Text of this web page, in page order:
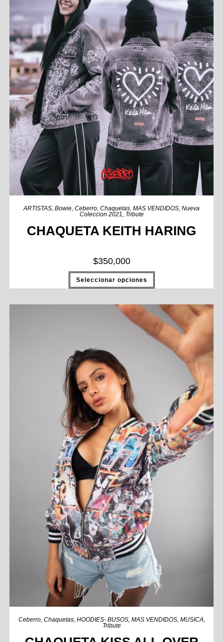
ARTISTAS Bowie Ceberro Chaquetas MAS VENDIDOS Nueva
Coleccion 2021
Tribute
CHAQUETA KEITH HARING
$350,000
Seleccionar opciones
Ceberro, Chaquetas, HOODIES- BUSOS, MAS VENDIDOS, MUSICA,
Tribute